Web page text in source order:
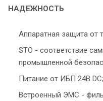
НАДЕЖНОСТЬ
Аппаратная защита от
STO - соответствие
промышленной
Питание от ИБП 24В DC;
Встроенный ЭМС -